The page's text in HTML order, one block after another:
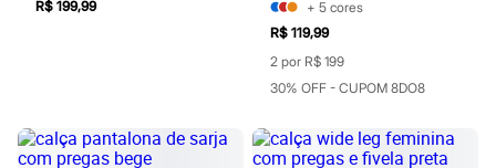
Moda esportiva
Romântico para as meninas
Inverno
R$ 199,99 + 5 cores
R$ 119,99
2 por R$ 199
30% OFF - CUPOM 8DO8